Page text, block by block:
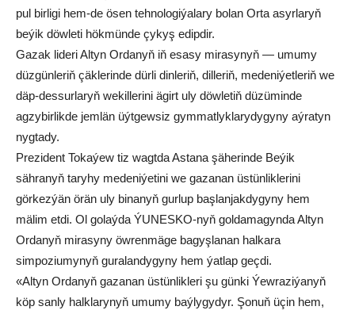
pul birligi hem-de ösen tehnologiýalary bolan Orta asyrlaryň
beýik döwleti hökmünde çykyş edipdir.
Gazak lideri Altyn Ordanyň iň esasy mirasynyň — umumy
düzgünleriň çäklerinde dürli dinleriň, dilleriň, medeniýetleriň we
däp-dessurlaryň wekillerini ägirt uly döwletiň düzüminde
agzybirlikde jemlän üýtgewsiz gymmatlyklarydygyny aýratyn
nygtady.
Prezident Tokaýew tiz wagtda Astana şäherinde Beýik
sähranyň taryhy medeniýetini we gazanan üstünliklerini
görkezýän örän uly binanyň gurlup başlanjakdygyny hem
mälim etdi. Ol golaýda ÝUNESKO-nyň goldamagynda Altyn
Ordanyň mirasyny öwrenmäge bagyşlanan halkara
simpoziumynyň guralandygyny hem ýatlap geçdi.
«Altyn Ordanyň gazanan üstünlikleri şu günki Ýewraziýanyň
köp sanly halklarynyň umumy baýlygydyr. Şonuň üçin hem,